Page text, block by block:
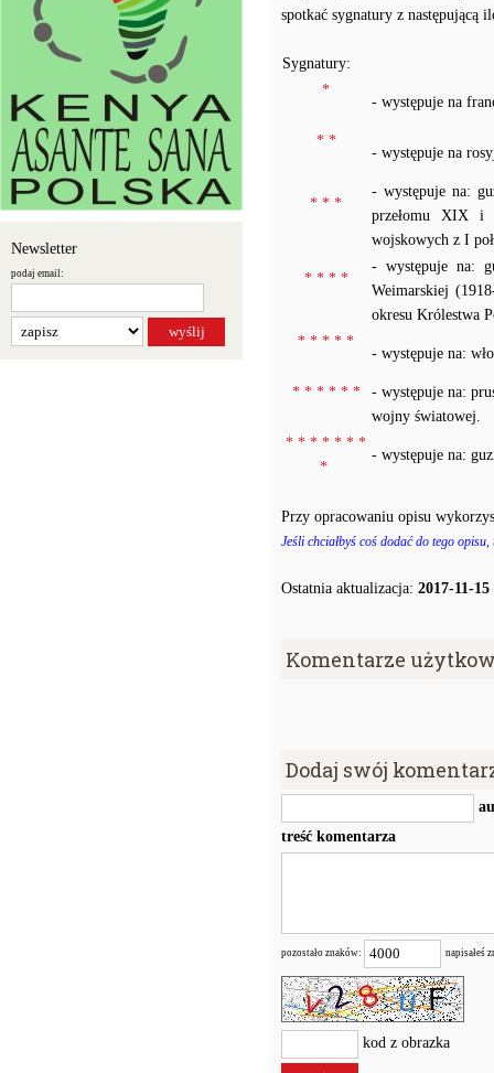
Newsletter
podaj email:
spotkać sygnatury z następującą
Sygnatury:
*
- występuje na
* *
- występuje na
* * *
- występuje na:
przełomu XIX i
wojskowych z I
* * * *
- występuje na:
Weimarskiej
okresu Królestwa
* * * * *
- występuje na:
* * * * * *
- występuje na:
wojny światowej.
* * * * * * *
*
- występuje na:
Przy opracowaniu opisu
Jeśli chciałbyś coś dodać do tego
Ostatnia aktualizacja: 2017-11-15
Komentarze
Dodaj swój
treść komentarza
pozostało znaków: napisałeś
kod z obrazka